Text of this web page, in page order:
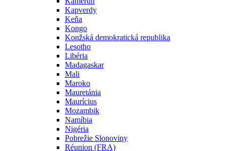
Kapverdy
Keňa
Kongo
Konžská demokratická republika
Lesotho
Libéria
Madagaskar
Mali
Maroko
Mauretánia
Maurícius
Mozambik
Namíbia
Nigéria
Pobrežie Slonoviny
Réunion (FRA)